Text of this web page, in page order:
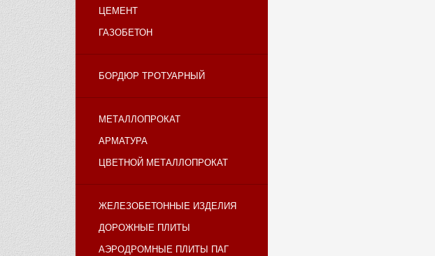
ЦЕМЕНТ
ГАЗОБЕТОН
БОРДЮР ТРОТУАРНЫЙ
МЕТАЛЛОПРОКАТ
АРМАТУРА
ЦВЕТНОЙ МЕТАЛЛОПРОКАТ
ЖЕЛЕЗОБЕТОННЫЕ ИЗДЕЛИЯ
ДОРОЖНЫЕ ПЛИТЫ
АЭРОДРОМНЫЕ ПЛИТЫ ПАГ